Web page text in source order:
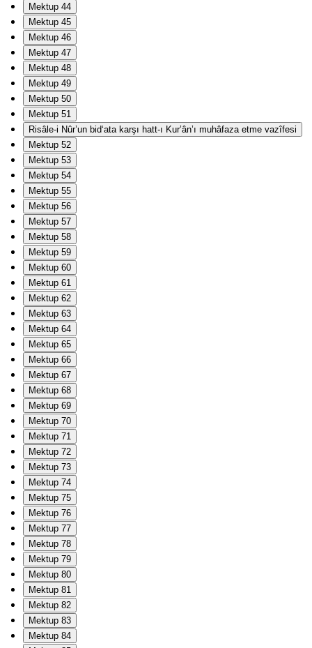
Mektup 44
Mektup 45
Mektup 46
Mektup 47
Mektup 48
Mektup 49
Mektup 50
Mektup 51
Risâle-i Nûr’un bid‘ata karşı hatt-ı Kur’ân’ı muhâfaza etme vazîfesi
Mektup 52
Mektup 53
Mektup 54
Mektup 55
Mektup 56
Mektup 57
Mektup 58
Mektup 59
Mektup 60
Mektup 61
Mektup 62
Mektup 63
Mektup 64
Mektup 65
Mektup 66
Mektup 67
Mektup 68
Mektup 69
Mektup 70
Mektup 71
Mektup 72
Mektup 73
Mektup 74
Mektup 75
Mektup 76
Mektup 77
Mektup 78
Mektup 79
Mektup 80
Mektup 81
Mektup 82
Mektup 83
Mektup 84